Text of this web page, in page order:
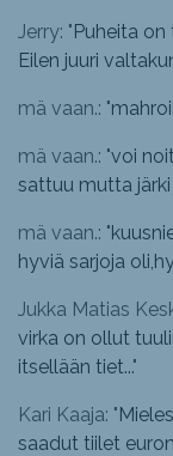
Jerry: "Puheita
Eilen juuri
mä vaan.: "
mä vaan.: "voi
sattuu mutta järki
mä vaan.: "
hyviä sarjoja
Jukka Matias
virka on ollut
itsellään tiet..."
Kari Kaaja: "
saadut tiilet